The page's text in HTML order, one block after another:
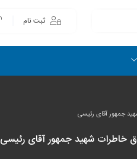
ثبت نام
جمهور آقای رئیسی
خاطرات شهید جمهور آقای رئیسی